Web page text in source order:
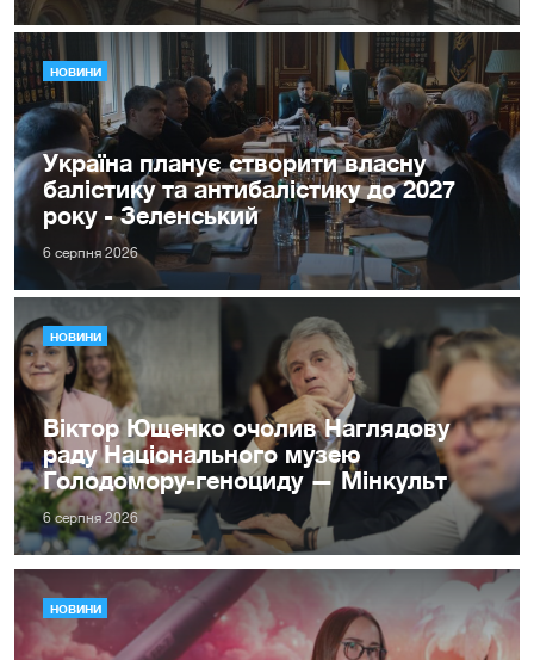
НОВИНИ
Україна планує створити власну
балістику та антибалістику до 2027
року - Зеленський
6 серпня 2026
НОВИНИ
Віктор Ющенко очолив Наглядову
раду Національного музею
Голодомору-геноциду — Мінкульт
6 серпня 2026
НОВИНИ